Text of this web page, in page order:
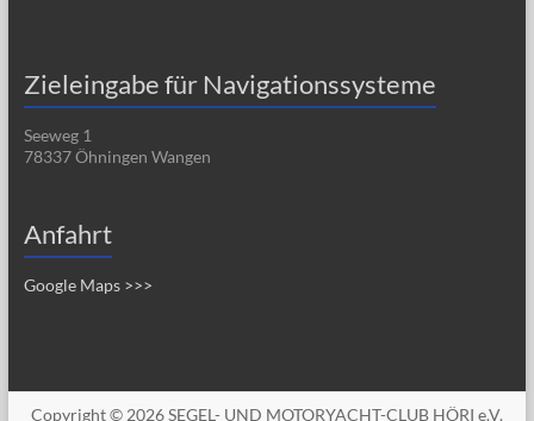
Zieleingabe für Navigationssysteme
Seeweg 1
78337 Öhningen Wangen
Anfahrt
Google Maps >>>
Copyright © 2026SEGEL- UND MOTORYACHT-CLUB HÖRI e.V.